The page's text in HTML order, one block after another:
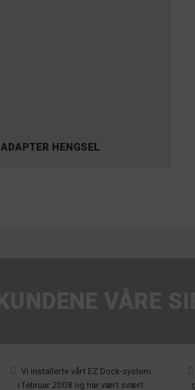
ADAPTER HENGSEL
Vi installerte vårt EZ Dock-system
i februar 2008 og har vært svært